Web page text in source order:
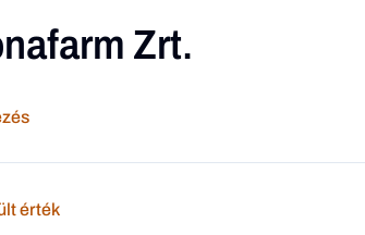
fel a következő témákat
Zrt.
érték